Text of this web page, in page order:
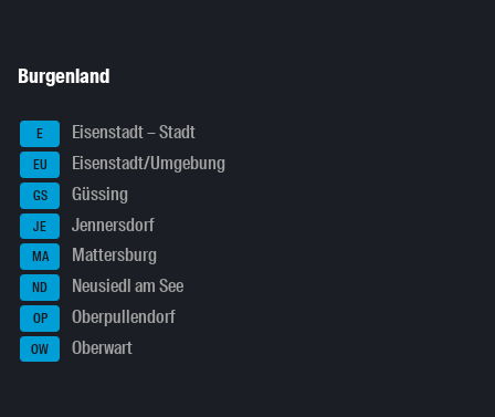
Burgenland
E Eisenstadt – Stadt
EU Eisenstadt/Umgebung
GS Güssing
JE Jennersdorf
MA Mattersburg
ND Neusiedl am See
OP Oberpullendorf
OW Oberwart